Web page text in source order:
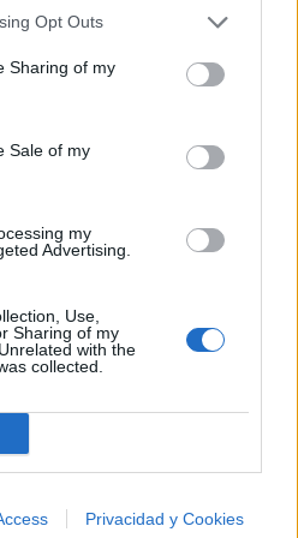
Opt Outs
Sharing of my
Sale of my
my
Advertising.
Use,
Sharing of my
with the
collected.
Privacidad y Cookies
alfabético
entre los 500 artistas
de esta semana, su